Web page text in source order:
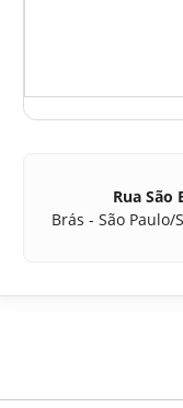
Rua São
Brás - São Paulo/